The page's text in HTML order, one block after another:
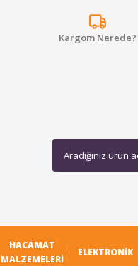
Kargom Nerede?
HACAMAT
MALZEMELERI
ELEKTRONIK